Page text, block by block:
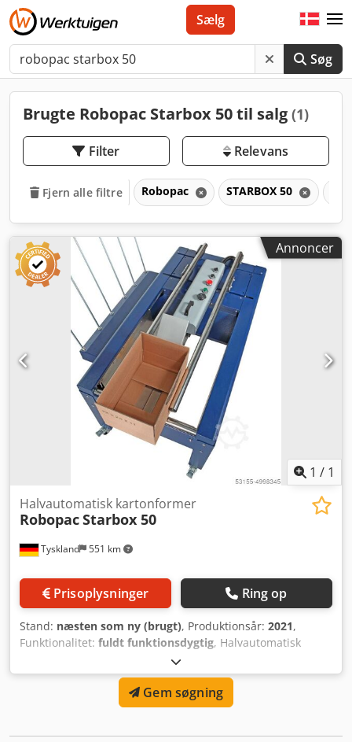
Søg
Sælg
Brugte Robopac Starbox 50 til salg (1)
Filter Relevans
Fjern alle filtre Robopac STARBOX 50
Annoncer
1 / 1
Tyskland 551 km
Halvautomatisk kartonformer
RobopacStarbox 50
Prisoplysninger Ring op
Stand: næsten som ny (brugt), Produktionsår: 2021,
Funktionalitet: fuldt funktionsdygtig, Halvautomatisk
kartonrejser Lager-/showroommaskine - Starbox 50 -
Forbindelsesrullebane Robotape-Starbox 50 - 4 drejelige
hjul med bremse Credpfx Aof Evhlsnvsf Eksempelbilleder –
maskinen er stadig originalemballeret
Gem søgning